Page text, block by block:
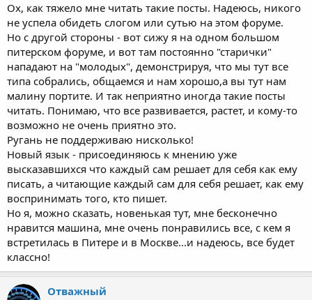
Ох, как тяжело мне читать такие посты. Надеюсь, никого
не успела обидеть слогом или сутью на этом форуме.
Но с другой стороны - вот сижу я на одном большом
питерском форуме, и вот там постоянно "старички"
нападают на "молодых", демонстрируя, что мы тут все
типа собрались, общаемся и нам хорошо,а вы тут нам
малину портите. И так неприятно иногда такие посты
читать. Понимаю, что все развивается, растет, и кому-то
возможно не очень приятно это.
Ругань не поддерживаю нисколько!
Новый язык - присоединяюсь к мнению уже
высказавшихся что каждый сам решает для себя как ему
писать, а читающие каждый сам для себя решает, как ему
воспринимать того, кто пишет.
Но я, можно сказать, новенькая тут, мне бесконечно
нравится машина, мне очень понравились все, с кем я
встретилась в Питере и в Москве...и надеюсь, все будет
классно!
Отважный